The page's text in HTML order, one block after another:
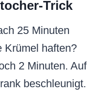
Trick
25 Minuten
Krümel haften?
2 Minuten. Auf
beschleunigt.